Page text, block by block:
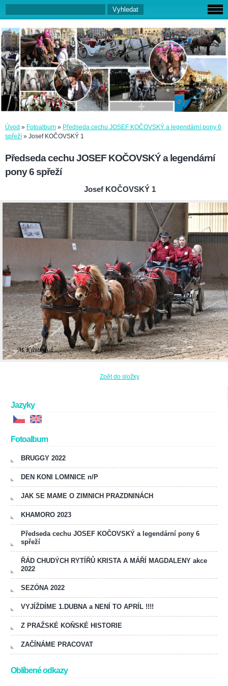
Úvod » Fotoalbum » Předseda cechu JOSEF KOČOVSKÝ a legendární pony 6
spřeží » Josef KOČOVSKÝ 1
Předseda cechu JOSEF KOČOVSKÝ a legendární
pony 6 spřeží
Josef KOČOVSKÝ 1
Zpět do složky
Jazyky
Fotoalbum
BRUGGY 2022
DEN KONI LOMNICE n/P
JAK SE MAME O ZIMNICH PRAZDNINÁCH
KHAMORO 2023
Předseda cechu JOSEF KOČOVSKÝ a legendární pony 6
spřeží
ŘÁD CHUDÝCH RYTÍŘŮ KRISTA A MÁŘÍ MAGDALENY akce
2022
SEZÓNA 2022
VYJÍŽDÍME 1.DUBNA a NENÍ TO APRÍL !!!!
Z PRAŽSKÉ KOŇSKÉ HISTORIE
ZAČÍNÁME PRACOVAT
Oblíbené odkazy